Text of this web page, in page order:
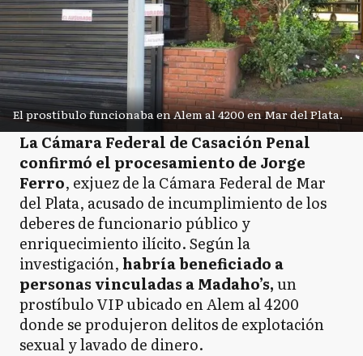
El prostíbulo funcionaba en Alem al 4200 en Mar del Plata.
La Cámara Federal de Casación Penal
confirmó el procesamiento de Jorge
Ferro, exjuez de la Cámara Federal de Mar
del Plata, acusado de incumplimiento de los
deberes de funcionario público y
enriquecimiento ilícito. Según la
investigación, habría beneficiado a
personas vinculadas a Madaho’s,un
prostíbulo VIP ubicado en Alem al 4200
donde se produjeron delitos de explotación
sexual y lavado de dinero.